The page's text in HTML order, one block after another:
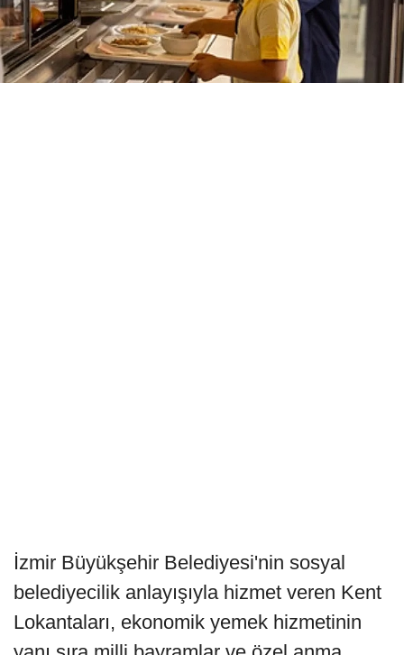
İzmir Büyükşehir Belediyesi'nin sosyal
belediyecilik anlayışıyla hizmet veren Kent
Lokantaları, ekonomik yemek hizmetinin